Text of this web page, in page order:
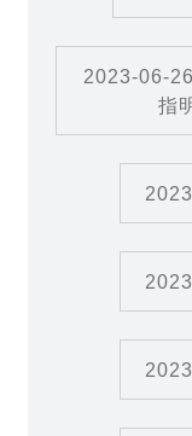
2023-06-
指